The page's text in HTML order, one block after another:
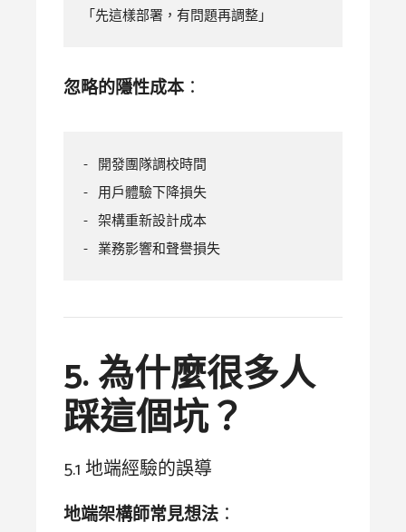
「先這樣部署，有問題再調整」
忽略的隱性成本：
- 開發團隊調校時間
- 用戶體驗下降損失
- 架構重新設計成本
- 業務影響和聲譽損失
5. 為什麼很多人
踩這個坑？
5.1 地端經驗的誤導
地端架構師常見想法 ：